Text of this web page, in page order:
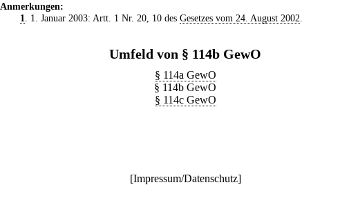
Anmerkungen:
1
. 1. Januar 2003: Artt. 1 Nr. 20, 10 des Gesetzes vom 24. August 2002
Umfeld von § 114b GewO
§ 114a GewO
§ 114b GewO
§ 114c GewO
[Impressum/Datenschutz]